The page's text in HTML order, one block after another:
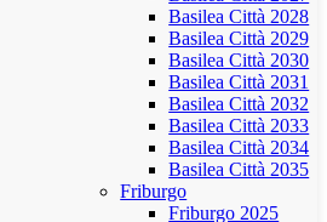
Basilea Città 2028
Basilea Città 2029
Basilea Città 2030
Basilea Città 2031
Basilea Città 2032
Basilea Città 2033
Basilea Città 2034
Basilea Città 2035
Friburgo
Friburgo 2025